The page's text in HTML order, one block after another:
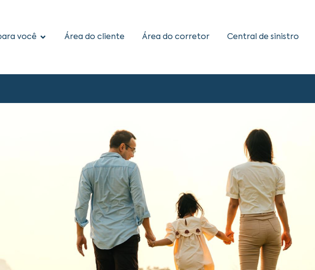
você Área do cliente Área do corretor Central de sinistro